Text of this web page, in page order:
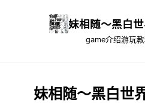
妹相随～黑白
game介绍游玩
妹相随～黑白世